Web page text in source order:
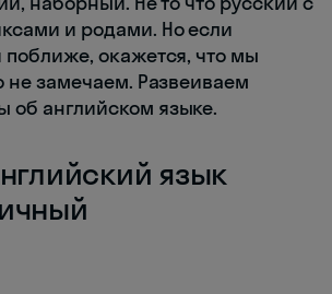
и родами. Но если
поближе, окажется, что мы
не замечаем. Развеиваем
английском языке.
язык